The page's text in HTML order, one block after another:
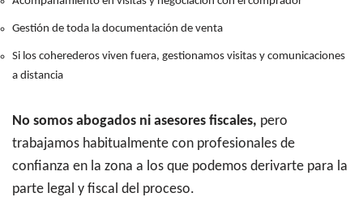
Gestión de toda la documentación de venta
Si los coherederos viven fuera, gestionamos visitas y comunicaciones
a distancia
No somos abogados ni asesores fiscales, pero
trabajamos habitualmente con profesionales de
confianza en la zona a los que podemos derivarte para la
parte legal y fiscal del proceso.